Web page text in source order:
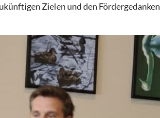
Zielen und den Fördergedanken